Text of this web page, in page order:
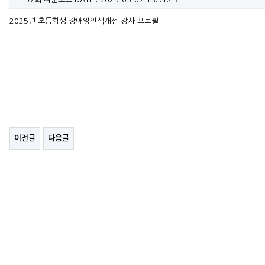
2025년 초등학생 장애잉인식개선 강사 프로필
이전글 다음글